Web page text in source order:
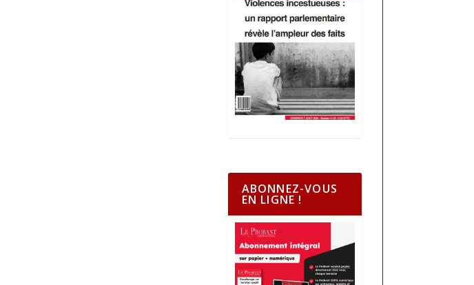
ABONNEZ-VOUS
EN LIGNE !